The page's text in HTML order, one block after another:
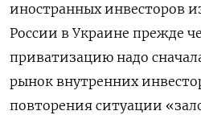
иностранных инвесторов
России в Украине прежде
приватизацию надо
рынок внутренних
повторения ситуации